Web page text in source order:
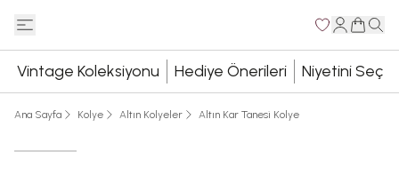
Vintage Koleksiyonu Hediye Önerileri Niyetini Seç
Ana Sayfa Kolye Altın Kolyeler Altın Kar Tanesi Kolye